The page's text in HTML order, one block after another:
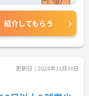
価され
利用者
いただ
、さら
紹介してもらう
更新日：2024年11月30日